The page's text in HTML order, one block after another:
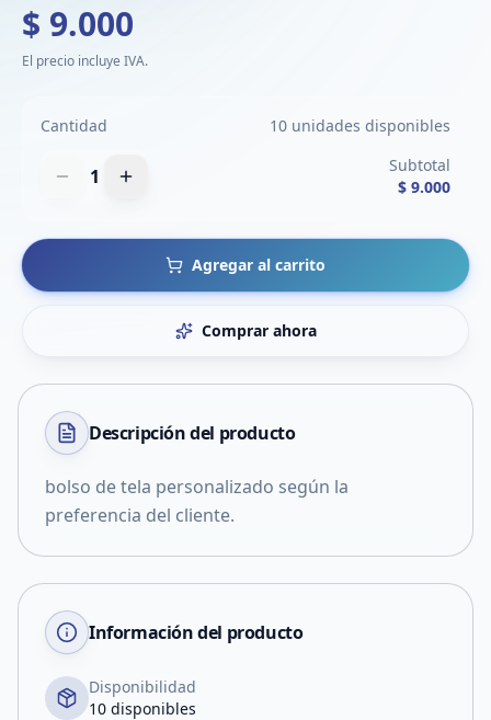
$ 9.000
El precio incluye IVA.
Cantidad 10 unidades disponibles
1
Subtotal
$ 9.000
Agregar al carrito
Comprar ahora
Descripción del producto
bolso de tela personalizado según la
preferencia del cliente.
Información del producto
Disponibilidad
10 disponibles